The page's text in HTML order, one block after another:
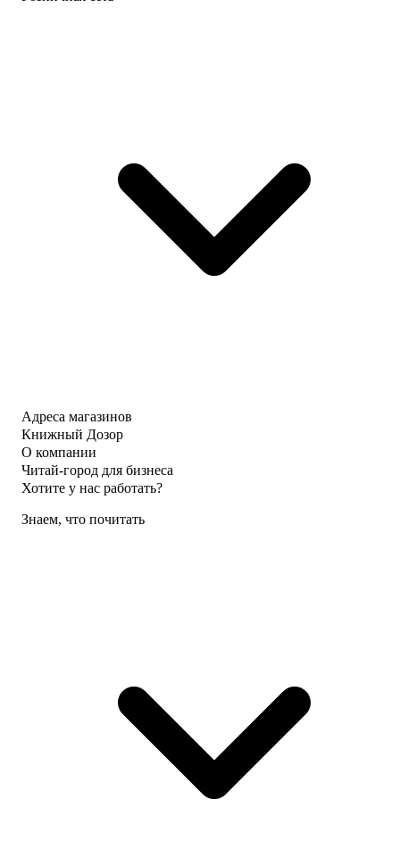
Адреса магазинов
Книжный Дозор
О компании
Читай-город для бизнеса
Хотите у нас работать?
Знаем, что почитать